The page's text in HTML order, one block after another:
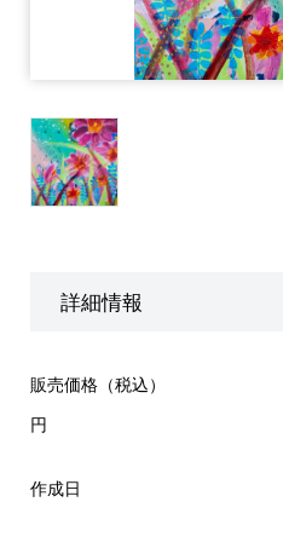
詳細情報
販売価格（税込）
円
作成日